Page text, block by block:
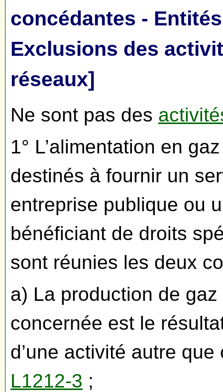
concédantes -
Exclusions des
réseaux]
Ne sont pas des
1° L’alimentation en
destinés à fournir un
entreprise publique ou
bénéficiant de droits
sont réunies les deux
a) La production de
concernée est le
d’une activité autre
L1212-3 ;